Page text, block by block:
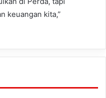
keuangan kita,”